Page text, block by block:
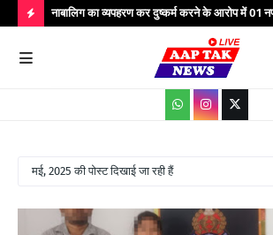
O
S
नाबालिग का व्यपहरण कर दुष्कर्म करने के आरोप में 01
मई, 2025 की पोस्ट दिखाई जा रही हैं